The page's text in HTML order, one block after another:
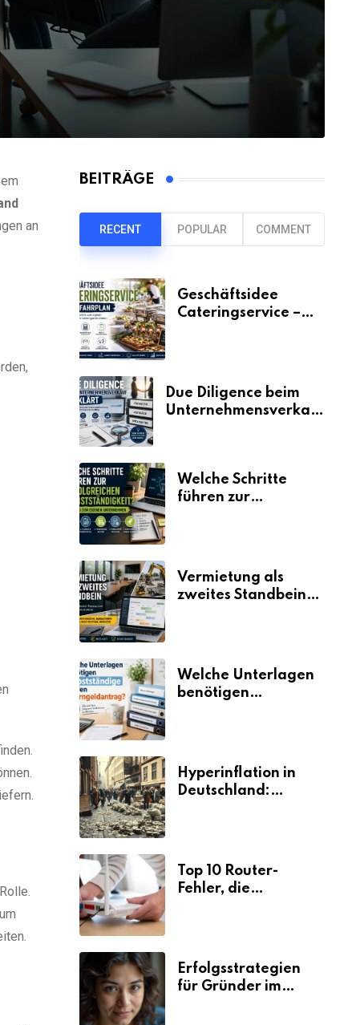
an
BEITRÄGE
RECENT POPULAR COMMENT
Geschäftsidee
Cateringservice –
Due Diligence beim
Unternehmensverkauf
Welche Schritte
führen zur
Vermietung als
zweites Standbein:
Umsätze machen
Welche Unterlagen
benötigen
Hyperinflation in
Deutschland:
Top 10 Router-
Fehler, die
Erfolgsstrategien
für Gründer im